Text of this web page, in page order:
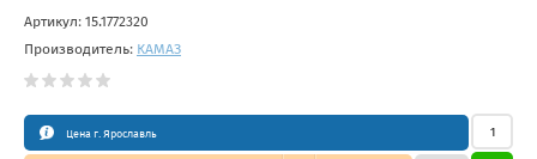
Артикул: 15.1772320
Производитель: КАМАЗ
Цена г. Ярославль